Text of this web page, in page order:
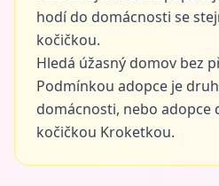
hodí do domácnosti se
kočičkou.
Hledá úžasný domov bez
Podmínkou adopce je
domácnosti, nebo adopce
kočičkou Kroketkou.